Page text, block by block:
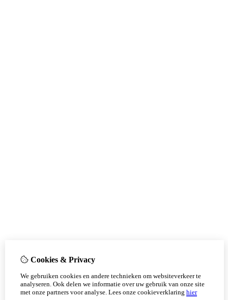
Cookies & Privacy
We gebruiken cookies en andere technieken om websiteverkeer te
analyseren. Ook delen we informatie over uw gebruik van onze site
met onze partners voor analyse. Lees onze cookieverklaring hier